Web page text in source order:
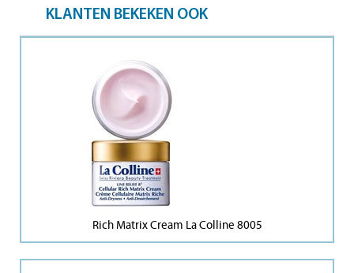
KLANTEN BEKEKEN OOK
Rich Matrix Cream La Colline 8005